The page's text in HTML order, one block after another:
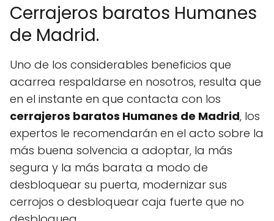
Cerrajeros baratos Humanes
de Madrid.
Uno de los considerables beneficios que
acarrea respaldarse en nosotros, resulta que
en el instante en que contacta con los
cerrajeros baratos Humanes de Madrid, los
expertos le recomendarán en el acto sobre la
más buena solvencia a adoptar, la más
segura y la más barata a modo de
desbloquear su puerta, modernizar sus
cerrojos o desbloquear caja fuerte que no